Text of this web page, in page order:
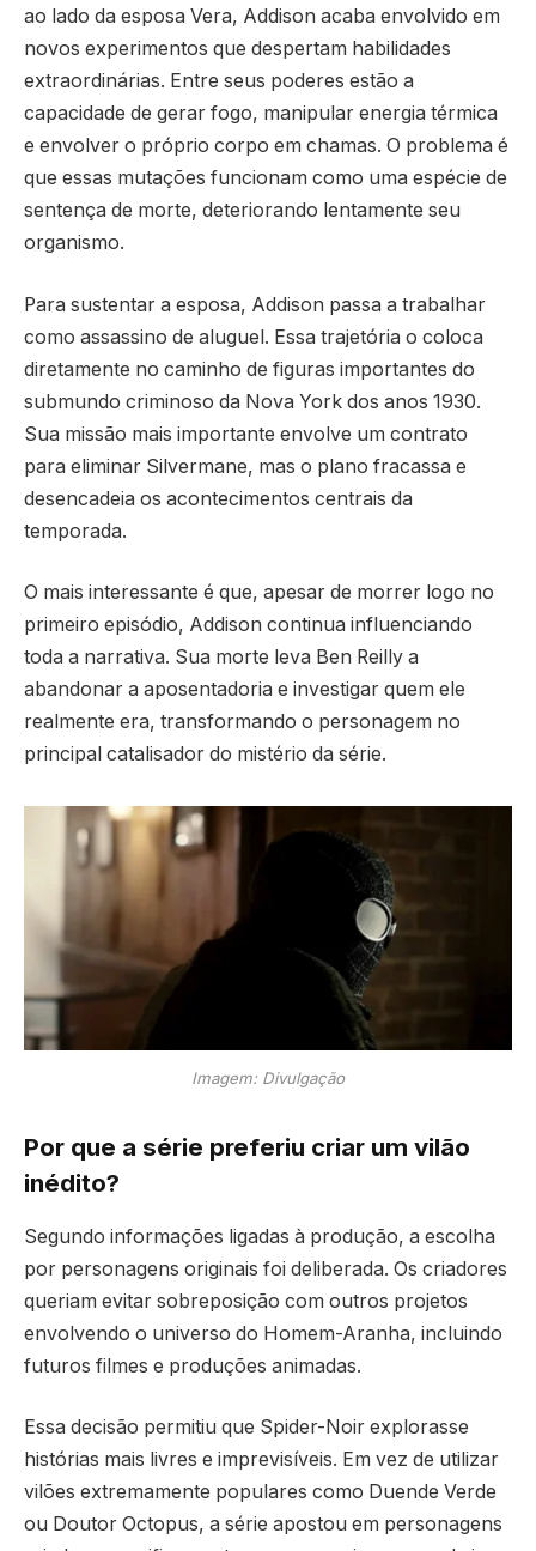
ao lado da esposa Vera, Addison acaba envolvido em
novos experimentos que despertam habilidades
extraordinárias. Entre seus poderes estão a
capacidade de gerar fogo, manipular energia térmica
e envolver o próprio corpo em chamas. O problema é
que essas mutações funcionam como uma espécie de
sentença de morte, deteriorando lentamente seu
organismo.
Para sustentar a esposa, Addison passa a trabalhar
como assassino de aluguel. Essa trajetória o coloca
diretamente no caminho de figuras importantes do
submundo criminoso da Nova York dos anos 1930.
Sua missão mais importante envolve um contrato
para eliminar Silvermane, mas o plano fracassa e
desencadeia os acontecimentos centrais da
temporada.
O mais interessante é que, apesar de morrer logo no
primeiro episódio, Addison continua influenciando
toda a narrativa. Sua morte leva Ben Reilly a
abandonar a aposentadoria e investigar quem ele
realmente era, transformando o personagem no
principal catalisador do mistério da série.
Imagem: Divulgação
Por que a série preferiu criar um vilão
inédito?
Segundo informações ligadas à produção, a escolha
por personagens originais foi deliberada. Os criadores
queriam evitar sobreposição com outros projetos
envolvendo o universo do Homem-Aranha, incluindo
futuros filmes e produções animadas.
Essa decisão permitiu que Spider-Noir explorasse
histórias mais livres e imprevisíveis. Em vez de utilizar
vilões extremamente populares como Duende Verde
ou Doutor Octopus, a série apostou em personagens